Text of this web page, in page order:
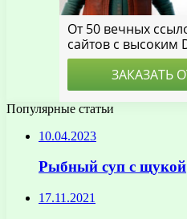
Популярные статьи
10.04.2023
Рыбный суп с щукой
17.11.2021